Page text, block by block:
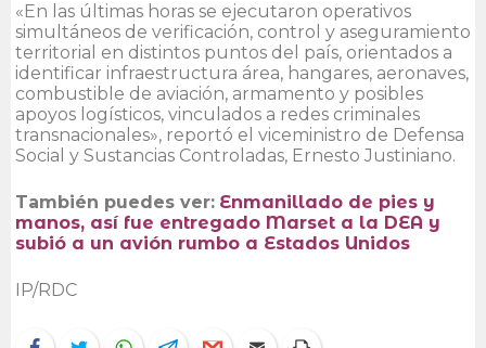
«En las últimas horas se ejecutaron operativos
simultáneos de verificación, control y aseguramiento
territorial en distintos puntos del país, orientados a
identificar infraestructura área, hangares, aeronaves,
combustible de aviación, armamento y posibles
apoyos logísticos, vinculados a redes criminales
transnacionales», reportó el viceministro de Defensa
Social y Sustancias Controladas, Ernesto Justiniano.
También puedes ver: Enmanillado de pies y
manos, así fue entregado Marset a la DEA y
subió a un avión rumbo a Estados Unidos
IP/RDC